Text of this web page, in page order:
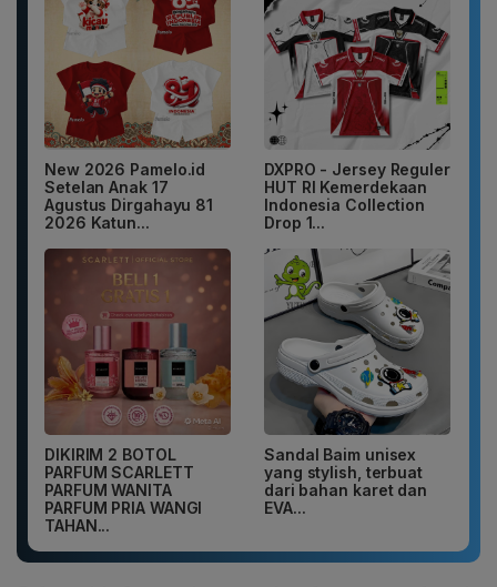
New 2026 Pamelo.id
Setelan Anak 17
Agustus Dirgahayu 81
2026 Katun...
DXPRO - Jersey Reguler
HUT RI Kemerdekaan
Indonesia Collection
Drop 1...
DIKIRIM 2 BOTOL
PARFUM SCARLETT
PARFUM WANITA
PARFUM PRIA WANGI
TAHAN...
Sandal Baim unisex
yang stylish, terbuat
dari bahan karet dan
EVA...